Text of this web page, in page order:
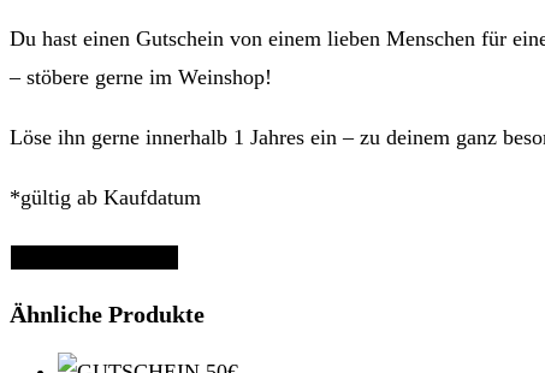
Du hast einen Gutschein von einem lieben Menschen für
– stöbere gerne im Weinshop!
Löse ihn gerne innerhalb 1 Jahres ein – zu deinem ganz
*gültig ab Kaufdatum
Ähnliche Produkte